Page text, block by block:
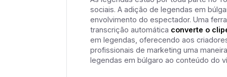
sociais. A adição de legendas em
envolvimento do espectador. Uma
transcrição automática converte o
em legendas, oferecendo aos
profissionais de marketing uma
legendas em búlgaro ao conteúdo do